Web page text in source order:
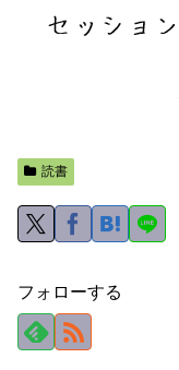
読書
フォローする